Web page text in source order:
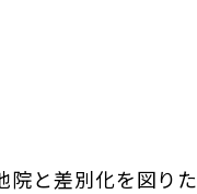
院と差別化を図りた